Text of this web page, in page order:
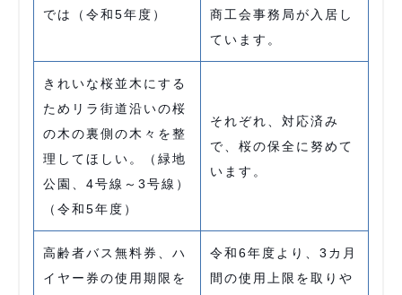
では（令和5年度）
商工会事務局が入居し
ています。
きれいな桜並木にする
ためリラ街道沿いの桜
の木の裏側の木々を整
理してほしい。（緑地
公園、4号線～3号線）
（令和5年度）
それぞれ、対応済み
で、桜の保全に努めて
います。
高齢者バス無料券、ハ
イヤー券の使用期限を
令和6年度より、3カ月
間の使用上限を取りや